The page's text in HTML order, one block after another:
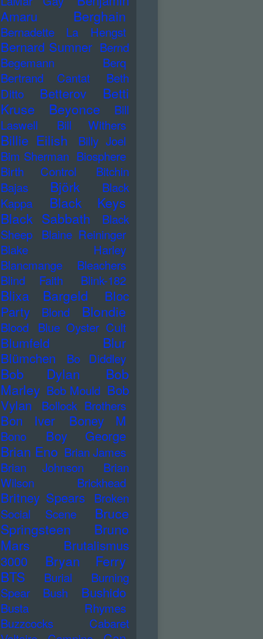
Amaru
Berghain
Bernadette La Hengst
Bernard Sumner Bernd
Begemann
Berq
Bertrand Cantat
Beth
Ditto
Betterov
Betti
Kruse
Beyonce
Bill
Laswell
Bill Withers
Billie Eilish
Billy Joel
Bim Sherman Biosphere
Birth Control
Bitchin
Bajas
Björk
Black
Kappa
Black Keys
Black Sabbath
Black
Sheep
Blaine Reininger
Blake Harley
Blancmange
Bleachers
Blind Faith
Blink-182
Blixa Bargeld
Bloc
Party
Blond Blondie
Blood Blue Oyster Cult
Blumfeld Blur
Blümchen Bo Diddley
Bob Dylan
Bob
Marley Bob Mould Bob
Vylan
Bollock Brothers
Bon Iver Boney M
Bono Boy George
Brian Eno Brian James
Brian Johnson
Brian
Wilson
Brickhead
Britney Spears
Broken
Social Scene
Bruce
Springsteen
Bruno
Mars
Brutalismus
3000
Bryan Ferry
BTS
Burial
Burning
Spear
Bush Bushido
Busta Rhymes
Buzzcocks
Cabaret